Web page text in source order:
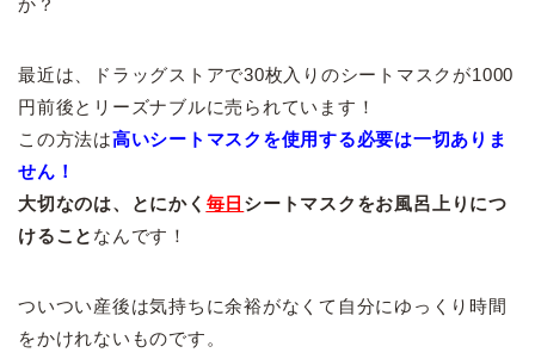
か？
最近は、ドラッグストアで30枚入りのシートマスクが1000
円前後とリーズナブルに売られています！
この方法は高いシートマスクを使用する必要は一切ありま
せん！
大切なのは、とにかく 毎日 シートマスクをお風呂上りにつ
けること なんです！
ついつい産後は気持ちに余裕がなくて自分にゆっくり時間
をかけれないものです。